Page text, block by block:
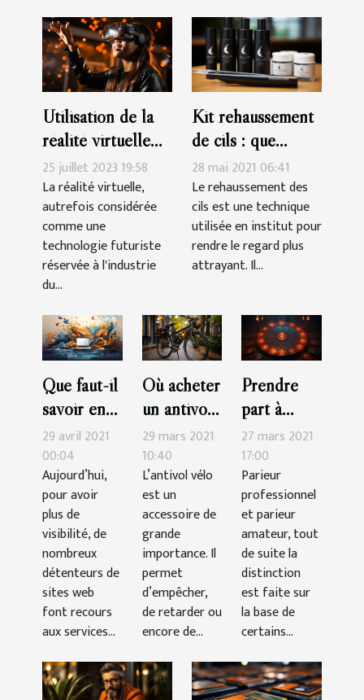
Utilisation de la
réalité virtuelle
dans l'éducation
25 juillet 2023 19:58
La réalité virtuelle,
autrefois considérée
comme une
technologie futuriste
réservée à l'industrie
du...
Kit rehaussement
de cils : que
retenir ?
28 mai 2021 06:41
Le rehaussement des
cils est une technique
utilisée en institut pour
rendre le regard plus
attrayant. Il...
Que faut-il
savoir en
2021 pour
rédiger
facilement
un bon
contenu
SEO ?
29 avril 2021
00:04
Aujourd’hui,
pour avoir
plus de
visibilité, de
nombreux
détenteurs de
sites web
font recours
aux services...
Où acheter
un antivol
vélo en
cette
année
2021?
29 mars 2021
10:40
L’antivol vélo
est un
accessoire de
grande
importance. Il
permet
d’empêcher,
de retarder ou
encore de...
Prendre
part à
Sorcier
Pronos :
comment
ça marche
?
27 mars 2021
17:00
Parieur
professionnel
et parieur
amateur, tout
de suite la
distinction
est faite sur
la base de
certains...